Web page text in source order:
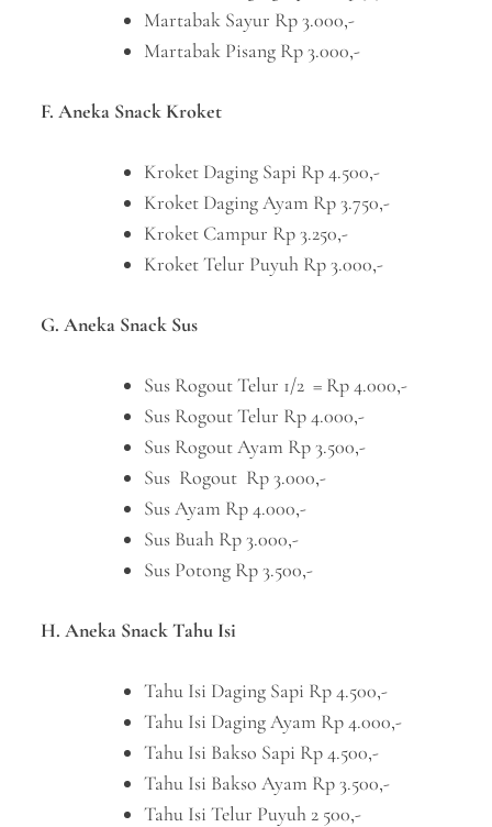
Martabak Sayur Rp 3.000,-
Martabak Pisang Rp 3.000,-
F. Aneka Snack Kroket
Kroket Daging Sapi Rp 4.500,-
Kroket Daging Ayam Rp 3.750,-
Kroket Campur Rp 3.250,-
Kroket Telur Puyuh Rp 3.000,-
G. Aneka Snack Sus
Sus Rogout Telur 1/2 = Rp 4.000,-
Sus Rogout Telur Rp 4.000,-
Sus Rogout Ayam Rp 3.500,-
Sus Rogout Rp 3.000,-
Sus Ayam Rp 4.000,-
Sus Buah Rp 3.000,-
Sus Potong Rp 3.500,-
H. Aneka Snack Tahu Isi
Tahu Isi Daging Sapi Rp 4.500,-
Tahu Isi Daging Ayam Rp 4.000,-
Tahu Isi Bakso Sapi Rp 4.500,-
Tahu Isi Bakso Ayam Rp 3.500,-
Tahu Isi Telur Puyuh 2 500,-